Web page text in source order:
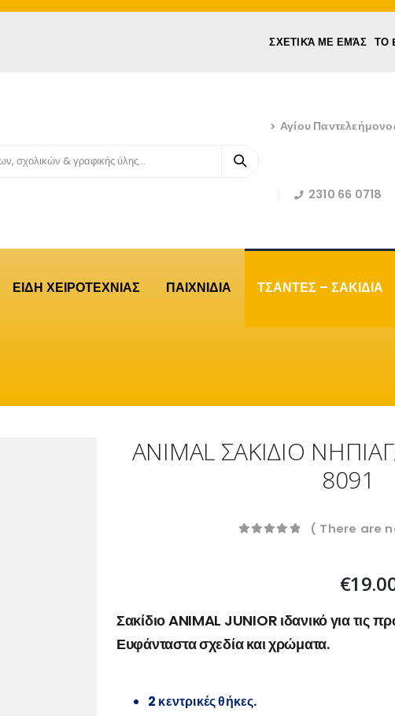
ΣΧΕΤΙΚΆ ΜΕ ΕΜΆΣ ΤΟ
Αγίου
2310 66 0718
ΕΙΔΗ ΧΕΙΡΟΤΕΧΝΙΑΣ ΠΑΙΧΝΙΔΙΑ ΤΣΑΝΤΕΣ – ΣΑΚΙΔΙΑ
ANIMAL ΣΑΚΙΔΙΟ
8091
( There are
€
Σακίδιο ANIMAL JUNIOR ιδανικό για τις
Ευφάνταστα σχεδία και χρώματα.
2 κεντρικές θήκες.